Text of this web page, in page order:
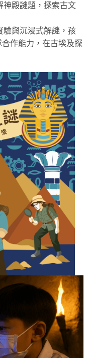
神殿謎題，探索古文
驗與沉浸式解謎，孩
作能力，在古埃及探